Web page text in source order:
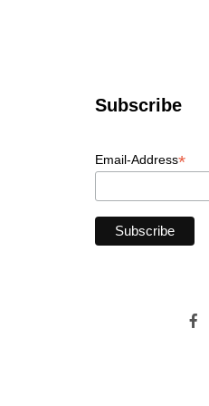
Subscribe
Email-Address*